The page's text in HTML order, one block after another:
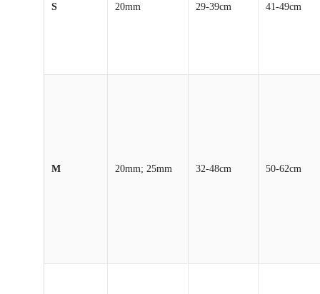
S 20mm 29-39cm 41-49cm
M 20mm; 25mm 32-48cm 50-62cm